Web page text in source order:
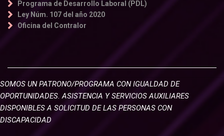
Programa de Desarrollo Laboral (PDL)
Ley Núm. 107 del año 2020
Oficina del Contralor
SOMOS UN PATRONO/PROGRAMA CON IGUALDAD DE
OPORTUNIDADES. ASISTENCIA Y SERVICIOS AUXILIARES
DISPONIBLES A SOLICITUD DE LAS PERSONAS CON
DISCAPACIDAD